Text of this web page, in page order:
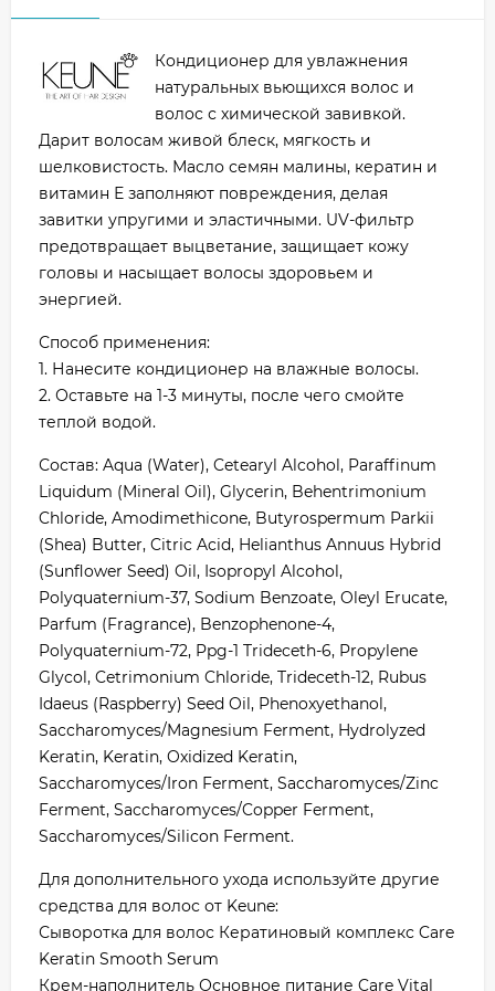
Кондиционер для увлажнения
натуральных вьющихся волос и
волос с химической завивкой.
Дарит волосам живой блеск, мягкость и
шелковистость. Масло семян малины, кератин и
витамин Е заполняют повреждения, делая
завитки упругими и эластичными. UV-фильтр
предотвращает выцветание, защищает кожу
головы и насыщает волосы здоровьем и
энергией.
Способ применения:
1. Нанесите кондиционер на влажные волосы.
2. Оставьте на 1-3 минуты, после чего смойте
теплой водой.
Состав: Aqua (Water), Cetearyl Alcohol, Paraffinum
Liquidum (Mineral Oil), Glycerin, Behentrimonium
Chloride, Amodimethicone, Butyrospermum Parkii
(Shea) Butter, Citric Acid, Helianthus Annuus Hybrid
(Sunflower Seed) Oil, Isopropyl Alcohol,
Polyquaternium-37, Sodium Benzoate, Oleyl Erucate,
Parfum (Fragrance), Benzophenone-4,
Polyquaternium-72, Ppg-1 Trideceth-6, Propylene
Glycol, Cetrimonium Chloride, Trideceth-12, Rubus
Idaeus (Raspberry) Seed Oil, Phenoxyethanol,
Saccharomyces/Magnesium Ferment, Hydrolyzed
Keratin, Keratin, Oxidized Keratin,
Saccharomyces/Iron Ferment, Saccharomyces/Zinc
Ferment, Saccharomyces/Copper Ferment,
Saccharomyces/Silicon Ferment.
Для дополнительного ухода используйте другие
средства для волос от Keune:
Сыворотка для волос Кератиновый комплекс Care
Keratin Smooth Serum
Крем-наполнитель Основное питание Care Vital